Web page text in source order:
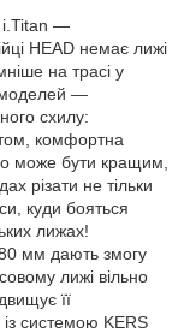
i.Titan —
HEAD немає лижі
на трасі у
моделей —
схилу:
комфортна
може бути кращим,
різати не тільки
куди бояться
лижах!
мм дають змогу
лижі вільно
її
із системою KERS